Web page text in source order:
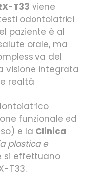
T33 viene
odontoiatrici
paziente è al
orale, ma
del
visione integrata
realtà
funzionale ed
e la Clinica
plastica e
si effettuano
T33.